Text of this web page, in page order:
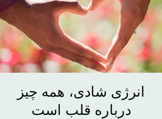
انرژی شادی، همه چیز
درباره قلب است